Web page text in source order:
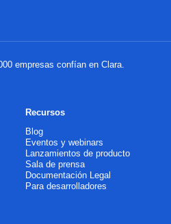
empresas confían en Clara.
Recursos
Blog
Eventos y webinars
Lanzamientos de producto
Sala de prensa
Documentación Legal
Para desarrolladores